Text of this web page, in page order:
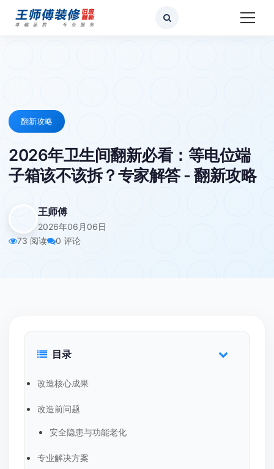
翻新攻略
2026年卫生间翻新必看：等电位端
子箱该不该拆？专家解答 - 翻新攻略
王师傅
2026年06月06日
73 阅读
0 评论
目录
改造核心成果
改造前问题
安全隐患与功能老化
专业解决方案